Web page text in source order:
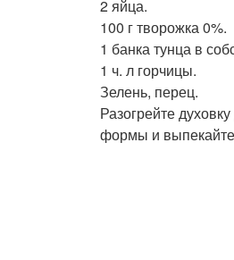
2 яйца.
100 г творожка 0%.
1 банка тунца в
1 ч. л горчицы.
Зелень, перец.
Разогрейте
формы и